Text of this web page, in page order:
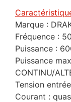
Marque :
Fréquence :
Puissance :
Puissance
CONTINU/
Tension
Courant :